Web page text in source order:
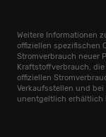
Weitere Informationen
offiziellen spezifischen
Stromverbrauch neuer
Kraftstoffverbrauch,
offiziellen
Verkaufsstellen und bei
unentgeltlich erhältlich